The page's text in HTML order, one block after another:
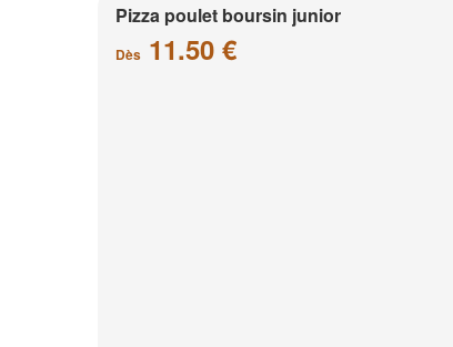
Pizza poulet boursin junior
Dès 11.50 €